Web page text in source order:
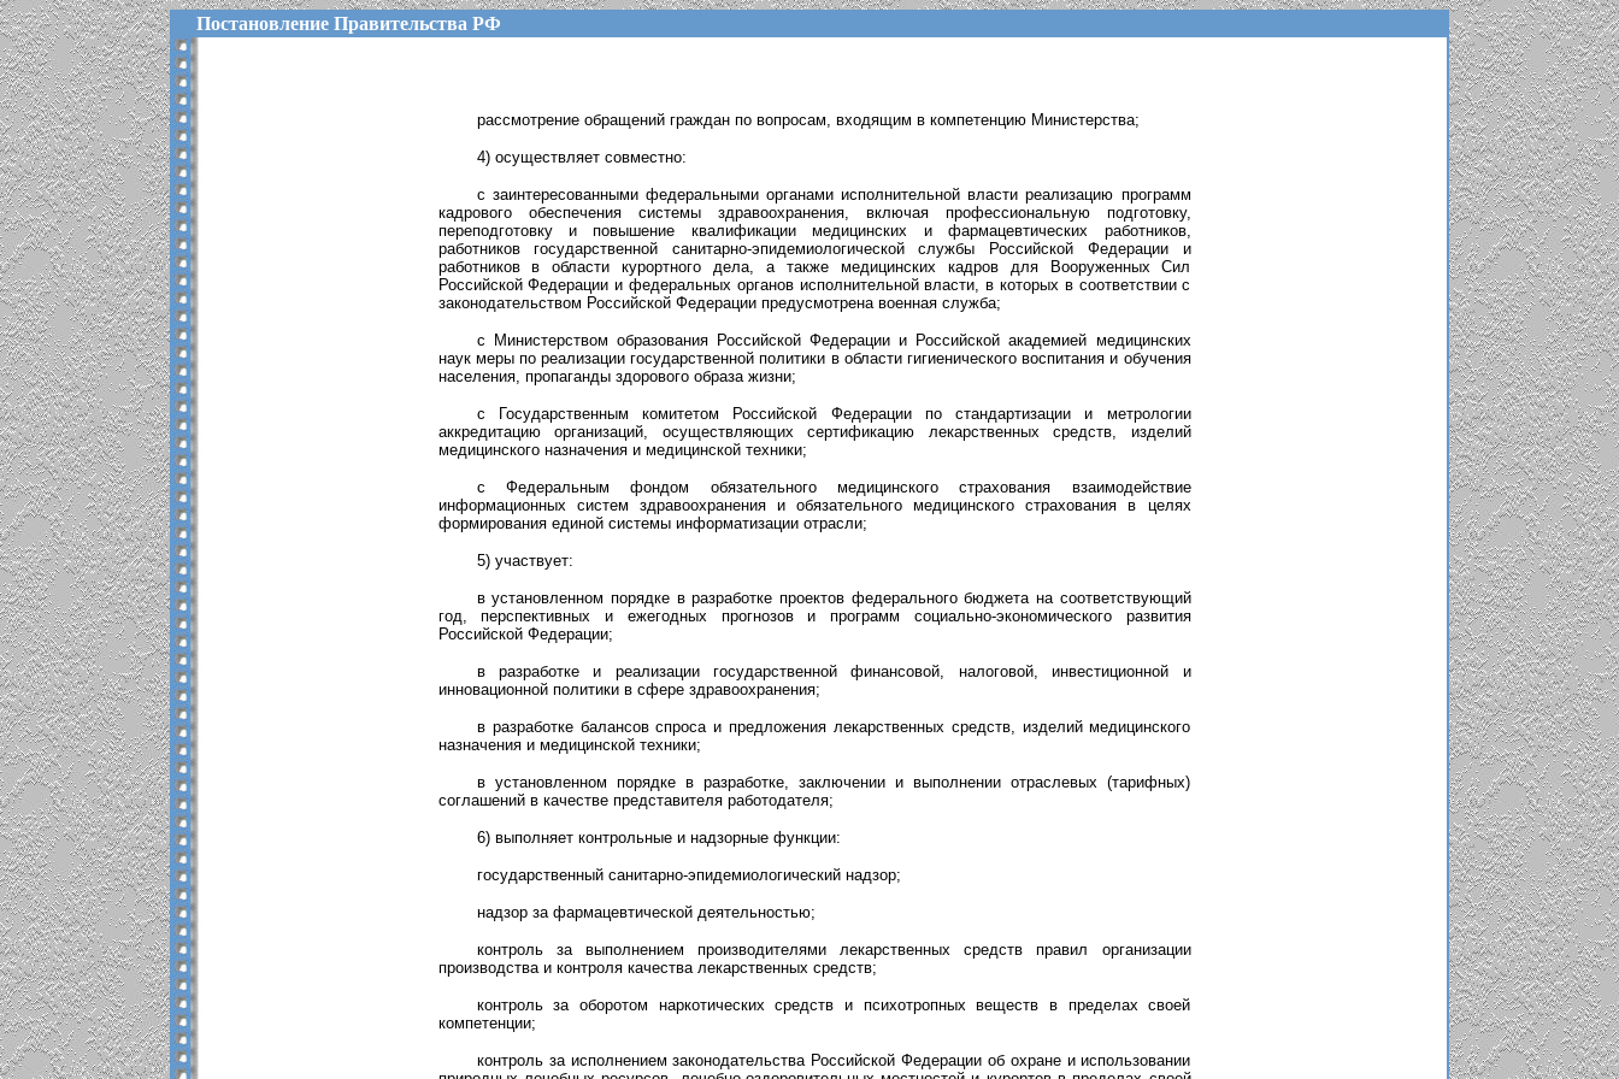
Постановление Правительства РФ
рассмотрение обращений граждан по вопросам, входящим в компетенцию Министерства;
4) осуществляет совместно:
с заинтересованными федеральными органами исполнительной власти реализацию программ
кадрового обеспечения системы здравоохранения, включая профессиональную подготовку,
переподготовку и повышение квалификации медицинских и фармацевтических работников,
работников государственной санитарно-эпидемиологической службы Российской Федерации и
работников в области курортного дела, а также медицинских кадров для Вооруженных Сил
Российской Федерации и федеральных органов исполнительной власти, в которых в соответствии с
законодательством Российской Федерации предусмотрена военная служба;
с Министерством образования Российской Федерации и Российской академией медицинских
наук меры по реализации государственной политики в области гигиенического воспитания и обучения
населения, пропаганды здорового образа жизни;
с Государственным комитетом Российской Федерации по стандартизации и метрологии
аккредитацию организаций, осуществляющих сертификацию лекарственных средств, изделий
медицинского назначения и медицинской техники;
с Федеральным фондом обязательного медицинского страхования взаимодействие
информационных систем здравоохранения и обязательного медицинского страхования в целях
формирования единой системы информатизации отрасли;
5) участвует:
в установленном порядке в разработке проектов федерального бюджета на соответствующий
год, перспективных и ежегодных прогнозов и программ социально-экономического развития
Российской Федерации;
в разработке и реализации государственной финансовой, налоговой, инвестиционной и
инновационной политики в сфере здравоохранения;
в разработке балансов спроса и предложения лекарственных средств, изделий медицинского
назначения и медицинской техники;
в установленном порядке в разработке, заключении и выполнении отраслевых (тарифных)
соглашений в качестве представителя работодателя;
6) выполняет контрольные и надзорные функции:
государственный санитарно-эпидемиологический надзор;
надзор за фармацевтической деятельностью;
контроль за выполнением производителями лекарственных средств правил организации
производства и контроля качества лекарственных средств;
контроль за оборотом наркотических средств и психотропных веществ в пределах своей
компетенции;
контроль за исполнением законодательства Российской Федерации об охране и использовании